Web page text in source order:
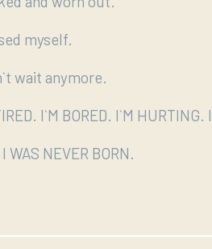
myself.
wait anymore.
I`M BORED. I`M
WAS NEVER BORN.